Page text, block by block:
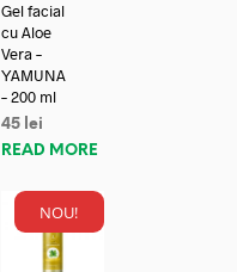
Gel facial
cu Aloe
Vera –
YAMUNA
– 200 ml
45 lei
READ MORE
NOU!